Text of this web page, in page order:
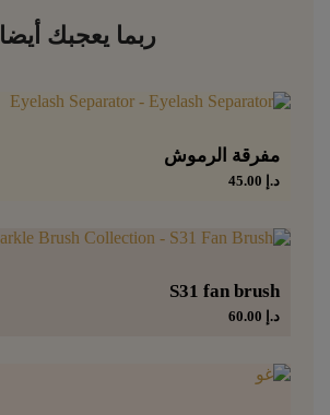
ربما يعجبك أيضا
مفرقة الرموش
د.إ
S31 fan brush
د.إ